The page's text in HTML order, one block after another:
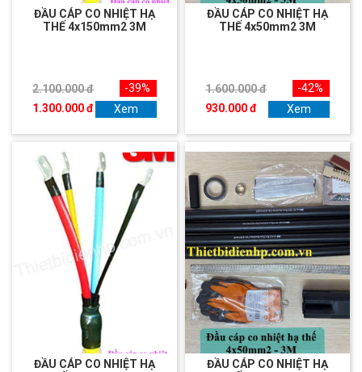
ĐẦU CÁP CO NHIỆT HẠ
THẾ 4x150mm2 3M
2.100.000 đ
1.300.000 đ
-39%
Xem
ĐẦU CÁP CO NHIỆT HẠ
THẾ 4x50mm2 3M
1.600.000 đ
930.000 đ
-42%
Xem
ĐẦU CÁP CO NHIỆT HẠ
ĐẦU CÁP CO NHIỆT HẠ